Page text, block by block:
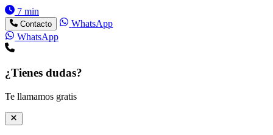
7 min
Contacto
WhatsApp
WhatsApp
¿Tienes dudas?
Te llamamos gratis